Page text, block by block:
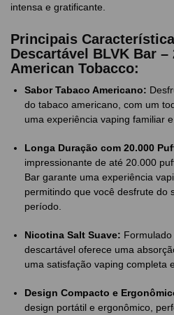
intensa e gratificante.
Principais
Descartável BLVK Bar –
American Tobacco:
Sabor Tabaco Americano:
do tabaco americano, com um
uma experiência vaping familiar
Longa Duração com 20.000
impressionante de até 20.000
Bar garante uma experiência
permitindo que você desfrute do
período.
Nicotina Salt Suave:
descartável oferece uma
uma satisfação vaping completa
Design Compacto e
design portátil e ergonômico,